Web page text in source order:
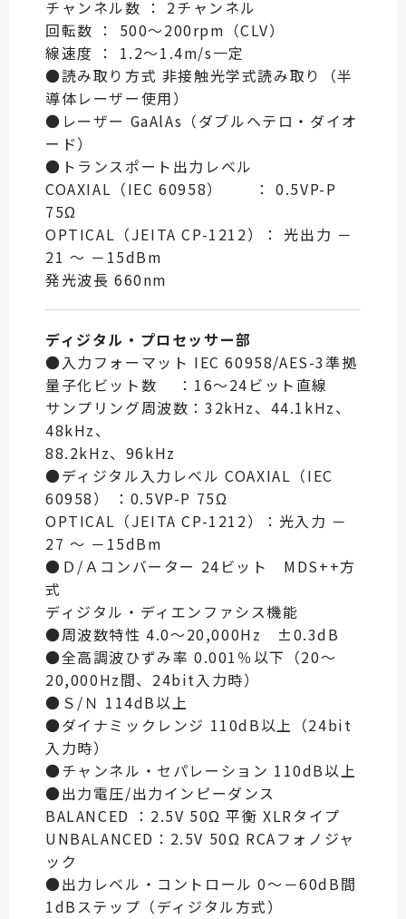
チャンネル数 ： 2チャンネル
回転数 ： 500～200rpm（CLV）
線速度 ： 1.2～1.4m/s一定
●読み取り方式 非接触光学式読み取り（半
導体レーザー使用）
●レーザー GaAlAs（ダブルヘテロ・ダイオ
ード）
●トランスポート出力レベル
COAXIAL（IEC 60958） ： 0.5VP-P
75Ω
OPTICAL（JEITA CP-1212）： 光出力 －
21 ～ －15dBm
発光波長 660nm
ディジタル・プロセッサー部
●入力フォーマット IEC 60958/AES-3準拠
量子化ビット数 ：16～24ビット直線
サンプリング周波数：32kHz、44.1kHz、
48kHz、
88.2kHz、96kHz
●ディジタル入力レベル COAXIAL（IEC
60958） ：0.5VP-P 75Ω
OPTICAL（JEITA CP-1212）：光入力 －
27 ～ －15dBm
●Ｄ/Ａコンバーター 24ビット MDS++方
式
ディジタル・ディエンファシス機能
●周波数特性 4.0～20,000Hz ±0.3dB
●全高調波ひずみ率 0.001％以下（20～
20,000Hz間、24bit入力時）
●Ｓ/Ｎ 114dB以上
●ダイナミックレンジ 110dB以上（24bit
入力時）
●チャンネル・セパレーション 110dB以上
●出力電圧/出力インピーダンス
BALANCED ：2.5V 50Ω 平衡 XLRタイプ
UNBALANCED：2.5V 50Ω RCAフォノジャ
ック
●出力レベル・コントロール 0～－60dB間
1dBステップ（ディジタル方式）